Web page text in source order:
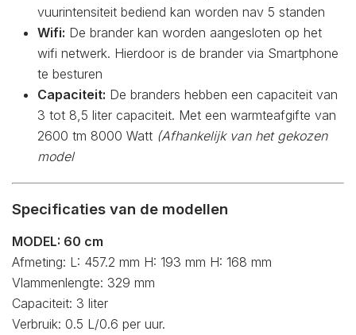
vuurintensiteit bediend kan worden nav 5 standen
Wifi: De brander kan worden aangesloten op het
wifi netwerk. Hierdoor is de brander via Smartphone
te besturen
Capaciteit: De branders hebben een capaciteit van
3 tot 8,5 liter capaciteit. Met een warmteafgifte van
2600 tm 8000 Watt (Afhankelijk van het gekozen
model
Specificaties van de modellen
MODEL: 60 cm
Afmeting: L: 457.2 mm H: 193 mm H: 168 mm
Vlammenlengte: 329 mm
Capaciteit: 3 liter
Verbruik: 0.5 L/0.6 per uur.